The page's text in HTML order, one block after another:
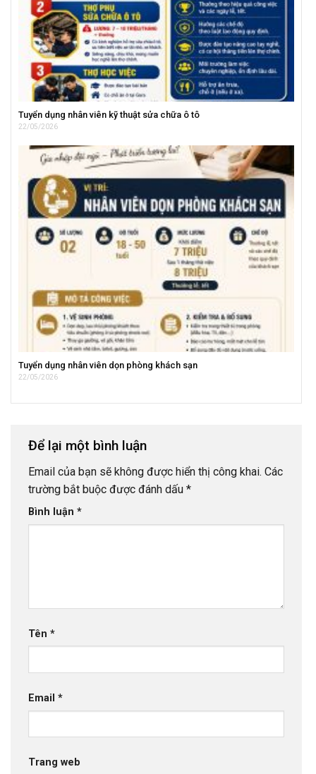
Tuyển dụng nhân viên kỹ thuật sửa chữa ô tô
22/05/2026
Tuyển dụng nhân viên dọn phòng khách sạn
22/05/2026
Để lại một bình luận
Email của bạn sẽ không được hiển thị công khai. Các
trường bắt buộc được đánh dấu *
Bình luận *
Tên *
Email *
Trang web